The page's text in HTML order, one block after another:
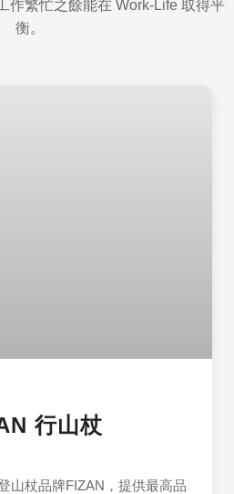
作繁忙之餘能在 Work-Life 取得平
衡。
行山杖
山杖品牌FIZAN，提供最高品